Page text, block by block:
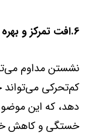
6.افت تمرکز و بهره وری
نشستن مداوم
کم‌تحرکی
دهد، که این
خستگی و کاهش